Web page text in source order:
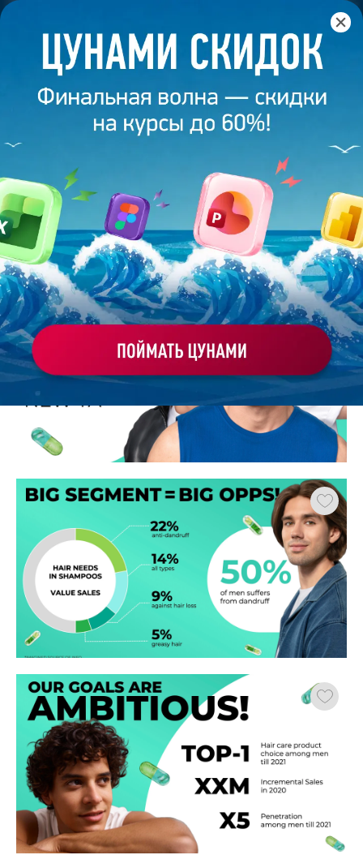
Главная /Банк слайдов / Презентация 441 – Дарья Т.
ПРЕЗЕНТАЦИЯ 441 - ДАРЬЯ Т.
Моё избранное
Работа
студента
ХОЧУ ЗАКАЗАТЬ ТАКУЮ ПРЕЗЕНТАЦИЮ